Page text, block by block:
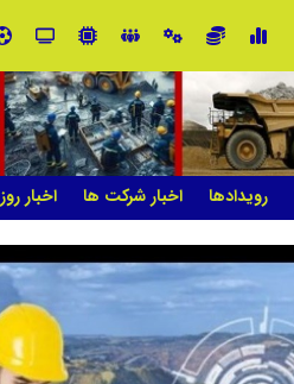
رویدادها اخبار شرکت ها اخبار روز